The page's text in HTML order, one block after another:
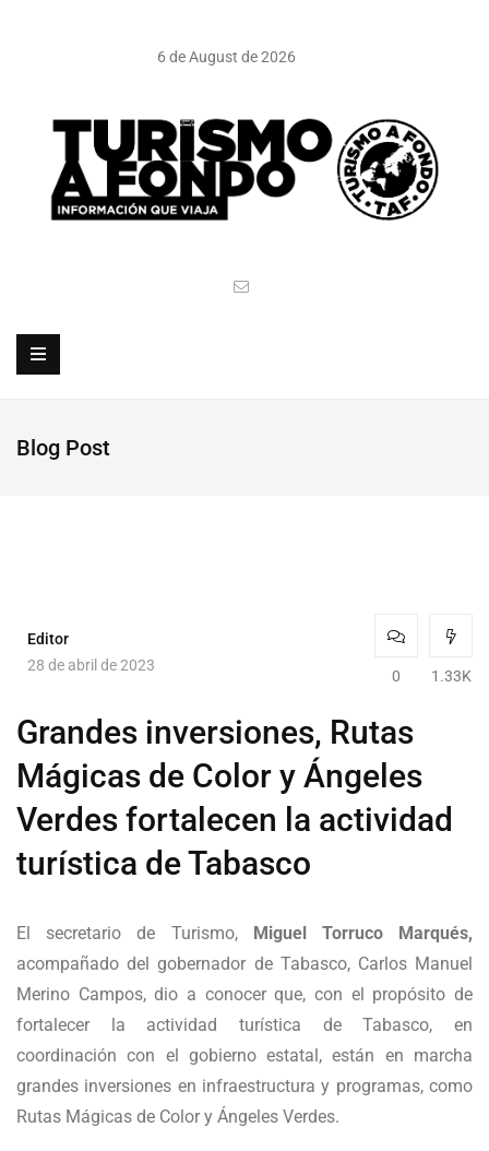
6 de August de 2026
Blog Post
Editor
28 de abril de 2023
0 1.33K
Grandes inversiones, Rutas
Mágicas de Color y Ángeles
Verdes fortalecen la actividad
turística de Tabasco
El secretario de Turismo,
Miguel Torruco Marqués,
acompañado del gobernador de Tabasco, Carlos Manuel
Merino Campos, dio a conocer que, con el propósito de
fortalecer la actividad turística de Tabasco, en
coordinación con el gobierno estatal, están en marcha
grandes inversiones en infraestructura y programas, como
Rutas Mágicas de Color y Ángeles Verdes.